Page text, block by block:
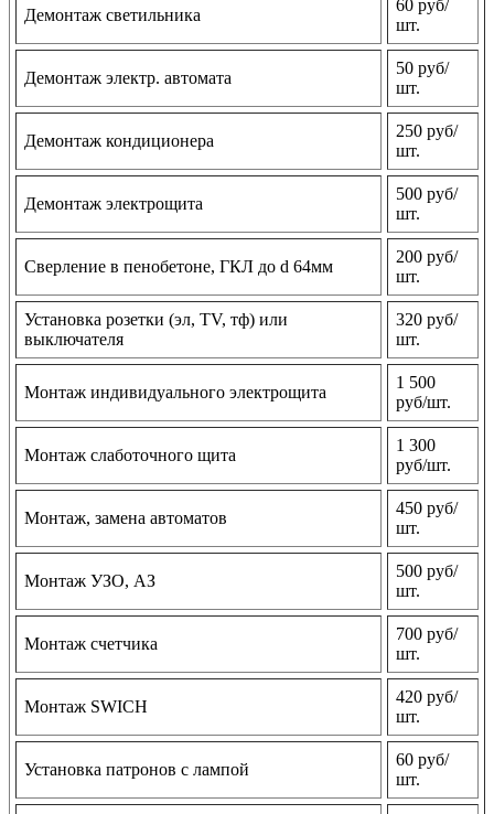
Демонтаж светильника
60 руб/
шт.
Демонтаж электр. автомата
50 руб/
шт.
Демонтаж кондиционера
250 руб/
шт.
Демонтаж электрощита
500 руб/
шт.
Сверление в пенобетоне, ГКЛ до d 64мм
200 руб/
шт.
Установка розетки (эл, TV, тф) или
выключателя
320 руб/
шт.
Монтаж индивидуального электрощита
1 500
руб/шт.
Монтаж слаботочного щита
1 300
руб/шт.
Монтаж, замена автоматов
450 руб/
шт.
Монтаж УЗО, АЗ
500 руб/
шт.
Монтаж счетчика
700 руб/
шт.
Монтаж SWICH
420 руб/
шт.
Установка патронов с лампой
60 руб/
шт.